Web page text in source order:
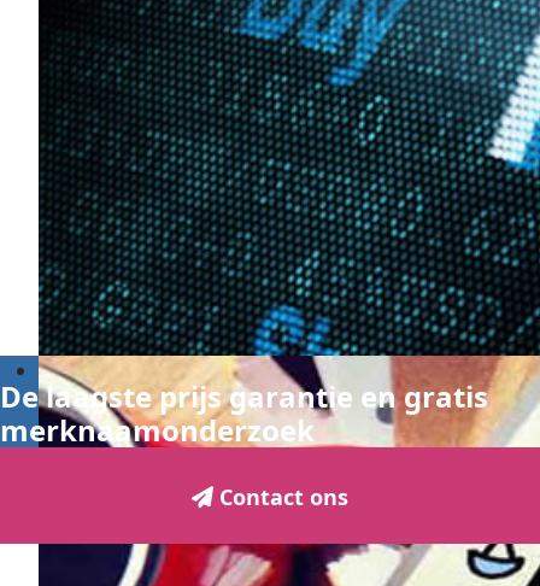
De laagste prijs garantie en gratis
merknaamonderzoek
Contact ons